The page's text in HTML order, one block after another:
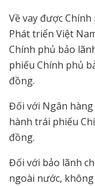
Về vay được
Phát triển Việt
Chính phủ bảo
phiếu Chính phủ
đồng.
Đối với Ngân hàng
hành trái phiếu
đồng.
Đối với bảo lãnh
ngoài nước,